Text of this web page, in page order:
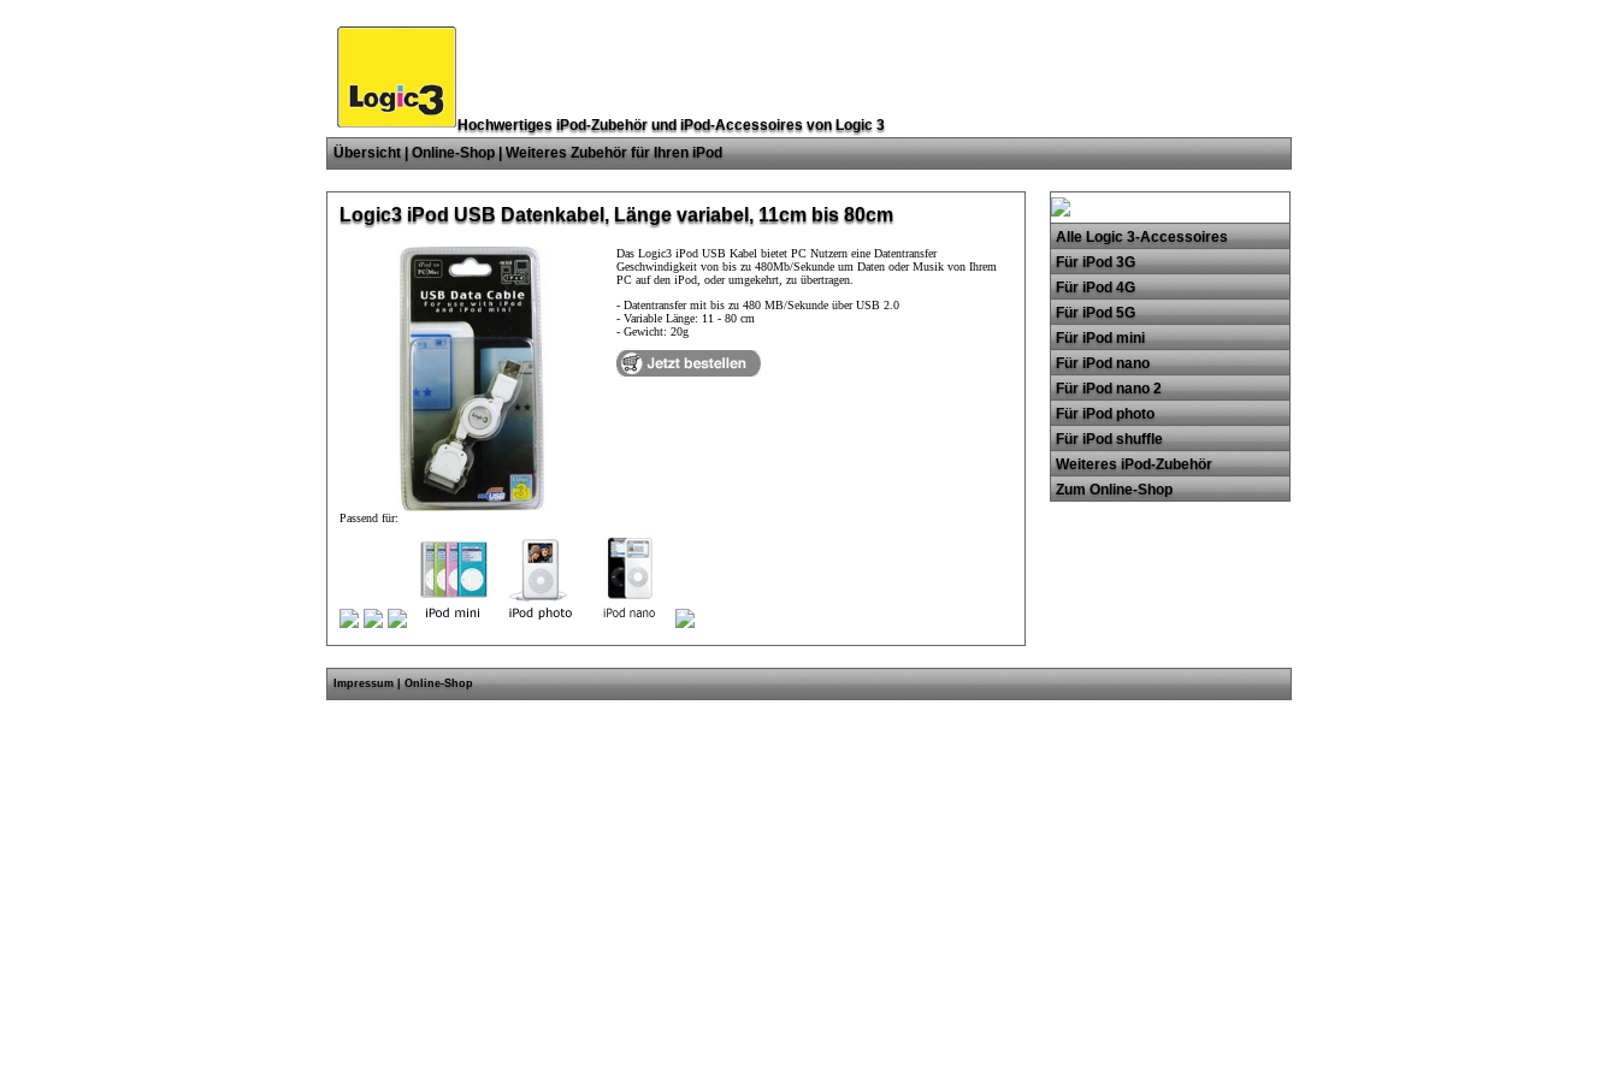
Hochwertiges iPod-Zubehör und iPod-Accessoires von Logic 3
Übersicht|Online-Shop|Weiteres Zubehör für Ihren iPod
Logic3 iPod USB Datenkabel, Länge variabel, 11cm bis 80cm
Das Logic3 iPod USB Kabel bietet PC Nutzern eine Datentransfer
Geschwindigkeit von bis zu 480Mb/Sekunde um Daten oder Musik von Ihrem
PC auf den iPod, oder umgekehrt, zu übertragen.
- Datentransfer mit bis zu 480 MB/Sekunde über USB 2.0
- Variable Länge: 11 - 80 cm
- Gewicht: 20g
Passend für:
Alle Logic 3-Accessoires
Für iPod 3G
Für iPod 4G
Für iPod 5G
Für iPod mini
Für iPod nano
Für iPod nano 2
Für iPod photo
Für iPod shuffle
Weiteres iPod-Zubehör
Zum Online-Shop
Impressum|Online-Shop